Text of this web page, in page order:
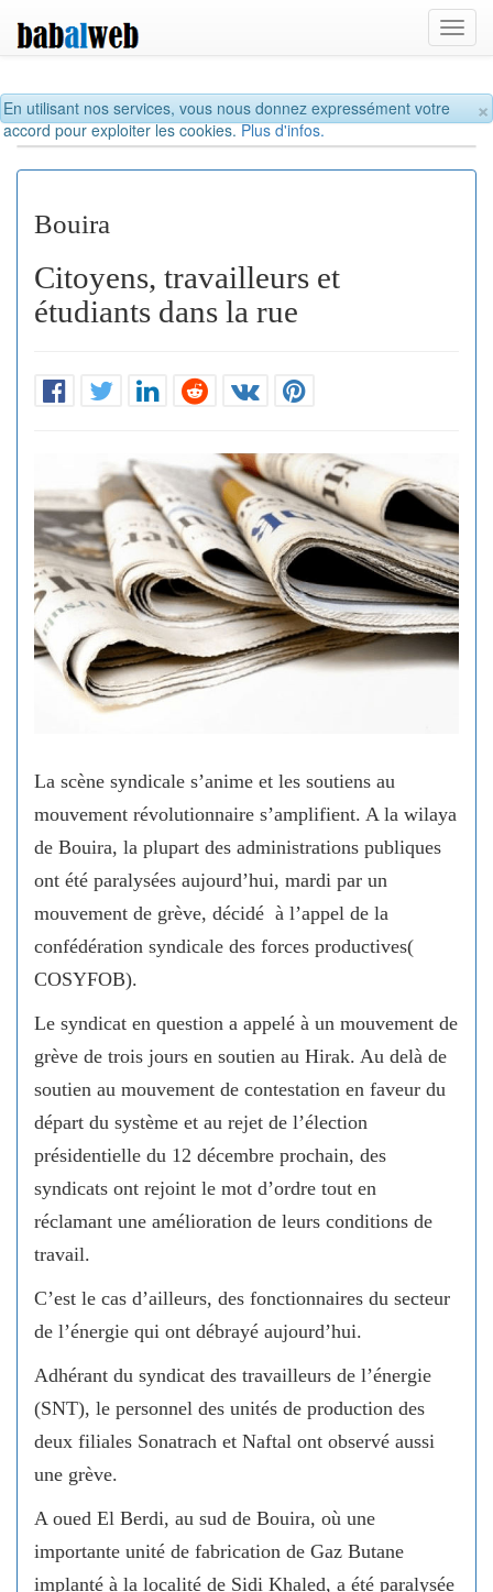
×
En utilisant nos services, vous nous donnez expressément votre
accord pour exploiter les cookies.Plus d'infos.
Bouira
Citoyens, travailleurs et
étudiants dans la rue
La scène syndicale s’anime et les soutiens au
mouvement révolutionnaire s’amplifient. A la wilaya
de Bouira, la plupart des administrations publiques
ont été paralysées aujourd’hui, mardi par un
mouvement de grève, décidé à l’appel de la
confédération syndicale des forces productives(
COSYFOB).
Le syndicat en question a appelé à un mouvement de
grève de trois jours en soutien au Hirak. Au delà de
soutien au mouvement de contestation en faveur du
départ du système et au rejet de l’élection
présidentielle du 12 décembre prochain, des
syndicats ont rejoint le mot d’ordre tout en
réclamant une amélioration de leurs conditions de
travail.
C’est le cas d’ailleurs, des fonctionnaires du secteur
de l’énergie qui ont débrayé aujourd’hui.
Adhérant du syndicat des travailleurs de l’énergie
(SNT), le personnel des unités de production des
deux filiales Sonatrach et Naftal ont observé aussi
une grève.
A oued El Berdi, au sud de Bouira, où une
importante unité de fabrication de Gaz Butane
implanté à la localité de Sidi Khaled, a été paralysée